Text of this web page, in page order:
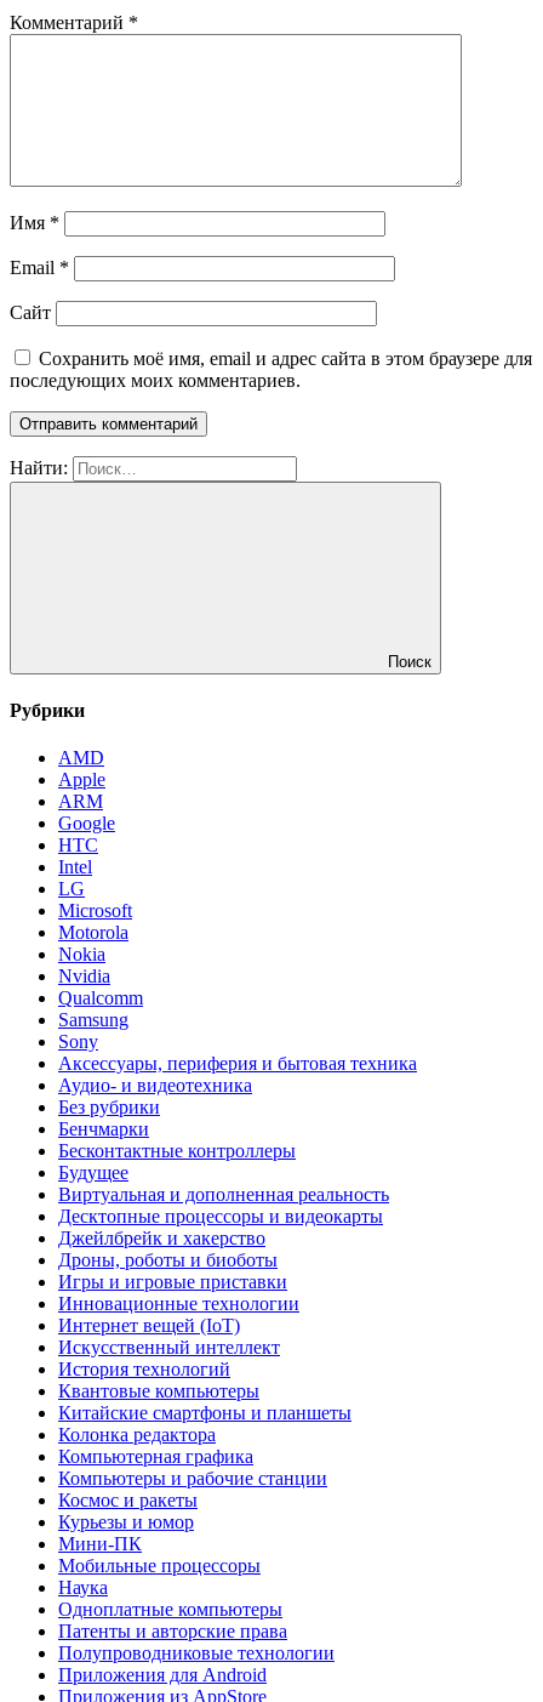
Комментарий *
Имя *
Email *
Сайт
Сохранить моё имя, email и адрес сайта в этом браузере для
последующих моих комментариев.
Найти:
Поиск
Рубрики
AMD
Apple
ARM
Google
HTC
Intel
LG
Microsoft
Motorola
Nokia
Nvidia
Qualcomm
Samsung
Sony
Аксессуары, периферия и бытовая техника
Аудио- и видеотехника
Без рубрики
Бенчмарки
Бесконтактные контроллеры
Будущее
Виртуальная и дополненная реальность
Десктопные процессоры и видеокарты
Джейлбрейк и хакерство
Дроны, роботы и биоботы
Игры и игровые приставки
Инновационные технологии
Интернет вещей (IoT)
Искусственный интеллект
История технологий
Квантовые компьютеры
Китайские смартфоны и планшеты
Колонка редактора
Компьютерная графика
Компьютеры и рабочие станции
Космос и ракеты
Курьезы и юмор
Мини-ПК
Мобильные процессоры
Наука
Одноплатные компьютеры
Патенты и авторские права
Полупроводниковые технологии
Приложения для Android
Приложения из AppStore